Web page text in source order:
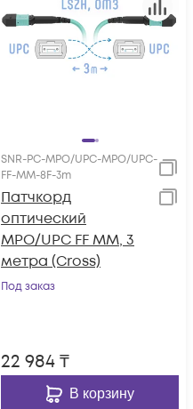
SNR-PC-MPO/UPC-MPO/UPC-
FF-MM-8F-3m
Патчкорд
оптический
MPO/UPC FF MM, 3
метра (Cross)
Под заказ
22 984₸
В корзину